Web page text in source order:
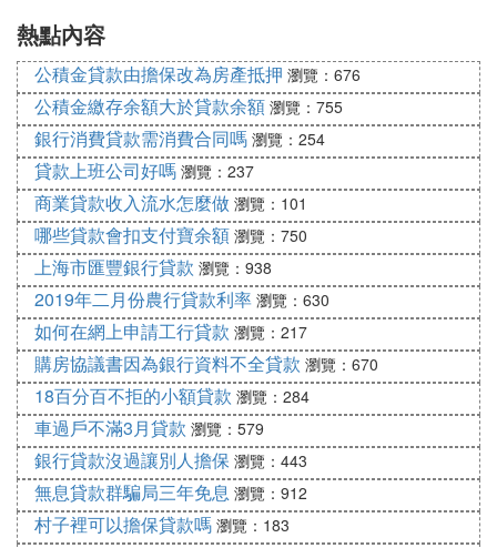
是不會退還給你的。另外，一般房貸申請還不足1年
的情況下，申請在還款期未到之前即先行償還貸款，
銀行會收取一定的違約金。
住房貸款可以一次性還清嗎？
房貸可以一次性提前還清，一次性提前還清房貸的程
序如下:
一、查看借款合同中關於提前還款的要求，注意提前
還款是否需要支付一定的違約金。
二、致電貸款銀行詢問提前還款的申請時間及還款額
偏低等情況。
三、按銀行要求親自到有關部門申請提前還款。
四。借款人需要攜帶相關證件到借款銀行辦理提前還
款的相關手續。
提交預付款申請表，並將預付款存入櫃台。
[擴展信息]
一、按揭的基本介紹
抵押，也稱房屋抵押。抵押是指買受人向銀行提出的
熱點內容
公積金貸款由擔保改為房產抵押 瀏覽：676
公積金繳存余額大於貸款余額 瀏覽：755
銀行消費貸款需消費合同嗎 瀏覽：254
貸款上班公司好嗎 瀏覽：237
商業貸款收入流水怎麼做 瀏覽：101
哪些貸款會扣支付寶余額 瀏覽：750
上海市匯豐銀行貸款 瀏覽：938
2019年二月份農行貸款利率 瀏覽：630
如何在網上申請工行貸款 瀏覽：217
購房協議書因為銀行資料不全貸款 瀏覽：670
18百分百不拒的小額貸款 瀏覽：284
車過戶不滿3月貸款 瀏覽：579
銀行貸款沒過讓別人擔保 瀏覽：443
無息貸款群騙局三年免息 瀏覽：912
村子裡可以擔保貸款嗎 瀏覽：183